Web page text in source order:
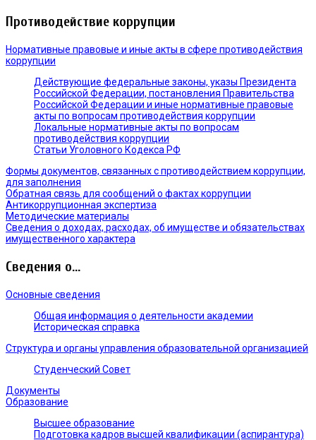
Противодействие коррупции
Нормативные правовые и иные акты в сфере противодействия
коррупции
Действующие федеральные законы, указы Президента
Российской Федерации, постановления Правительства
Российской Федерации и иные нормативные правовые
акты по вопросам противодействия коррупции
Локальные нормативные акты по вопросам
противодействия коррупции
Статьи Уголовного Кодекса РФ
Формы документов, связанных с противодействием коррупции,
для заполнения
Обратная связь для сообщений о фактах коррупции
Антикоррупционная экспертиза
Методические материалы
Сведения о доходах, расходах, об имуществе и обязательствах
имущественного характера
Сведения о...
Основные сведения
Общая информация о деятельности академии
Историческая справка
Структура и органы управления образовательной организацией
Студенческий Совет
Документы
Образование
Высшее образование
Подготовка кадров высшей квалификации (аспирантура)